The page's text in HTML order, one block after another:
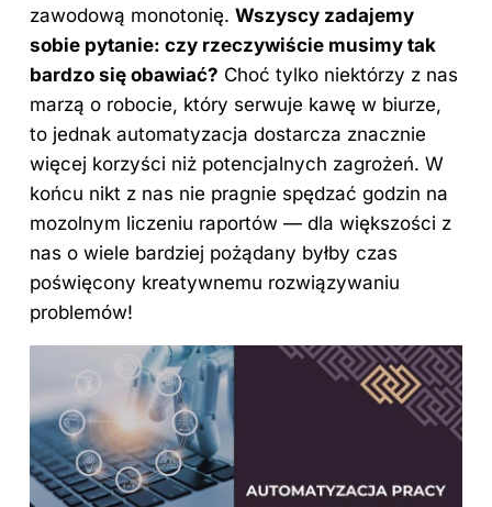
zawodową monotonię. Wszyscy zadajemy
sobie pytanie: czy rzeczywiście musimy tak
bardzo się obawiać? Choć tylko niektórzy z nas
marzą o robocie, który serwuje kawę w biurze,
to jednak automatyzacja dostarcza znacznie
więcej korzyści niż potencjalnych zagrożeń. W
końcu nikt z nas nie pragnie spędzać godzin na
mozolnym liczeniu raportów — dla większości z
nas o wiele bardziej pożądany byłby czas
poświęcony kreatywnemu rozwiązywaniu
problemów!